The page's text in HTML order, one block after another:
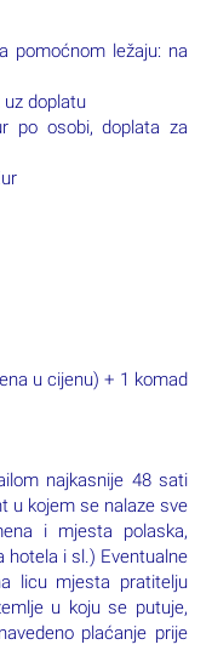
pomoćnom ležaju: na
doplatu
po osobi, doplata za
u cijenu) + 1 komad
najkasnije 48 sati
u kojem se nalaze sve
i mjesta polaska,
hotela i sl.) Eventualne
licu mjesta pratitelju
u koju se putuje,
plaćanje prije